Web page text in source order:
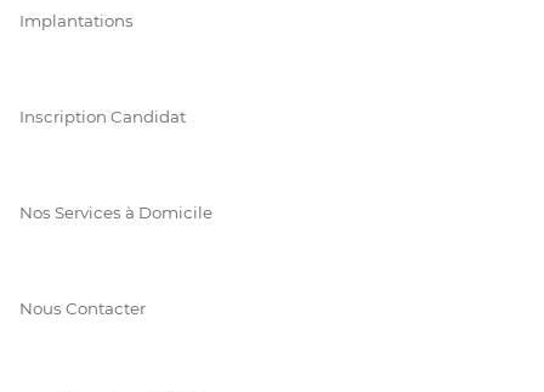
Implantations
Inscription Candidat
Nos Services à Domicile
Nous Contacter